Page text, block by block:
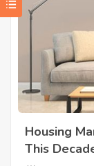
Housing
This